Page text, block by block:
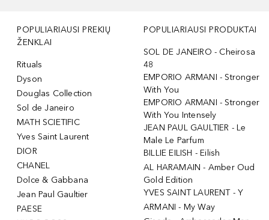
POPULIARIAUSI PREKIŲ
ŽENKLAI
Rituals
Dyson
Douglas Collection
Sol de Janeiro
MATH SCIETIFIC
Yves Saint Laurent
DIOR
CHANEL
Dolce & Gabbana
Jean Paul Gaultier
PAESE
POPULIARIAUSI PRODUKTAI
SOL DE JANEIRO - Cheirosa
48
EMPORIO ARMANI - Stronger
With You
EMPORIO ARMANI - Stronger
With You Intensely
JEAN PAUL GAULTIER - Le
Male Le Parfum
BILLIE EILISH - Eilish
AL HARAMAIN - Amber Oud
Gold Edition
YVES SAINT LAURENT - Y
ARMANI - My Way